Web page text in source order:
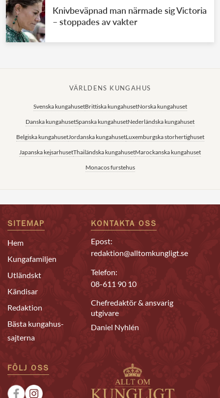
Knivbeväpnad man närmade sig Victoria
– stoppades av vakter
VÄRLDENS KUNGAHUS
Svenska kungahusetBrittiska kungahusetNorska kungahuset
Danska kungahusetSpanska kungahusetNederländska kungahuset
Belgiska kungahusetJordanska kungahusetLuxemburgska storhertighuset
Japanska kejsarhusetThailändska kungahusetMarockanska kungahuset
Monacos furstehus
SITEMAP
Hem
Kungafamiljen
Utländskt
Kändisar
Redaktion
Bästa kungahus-
sajterna
KONTAKTA OSS
Epost:
redaktion@alltomkungligt.se
Telefon:
08-611 90 10
Chefredaktör & ansvarig
utgivare
Daniel Nyhlén
FÖLJ OSS